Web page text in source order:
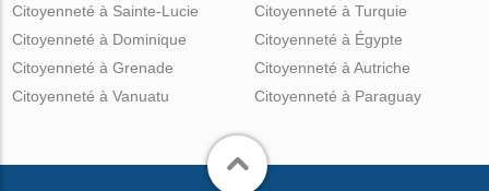
Citoyenneté à Sainte-Lucie
Citoyenneté à Dominique
Citoyenneté à Grenade
Citoyenneté à Vanuatu
Citoyenneté à Turquie
Citoyenneté à Égypte
Citoyenneté à Autriche
Citoyenneté à Paraguay